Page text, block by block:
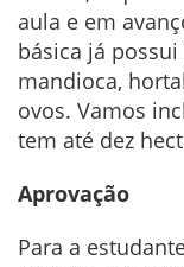
aula e em
básica já
mandioca,
ovos. Vamos
tem até dez
Aprovação
Para a